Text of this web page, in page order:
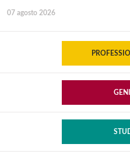
07 agosto 2026